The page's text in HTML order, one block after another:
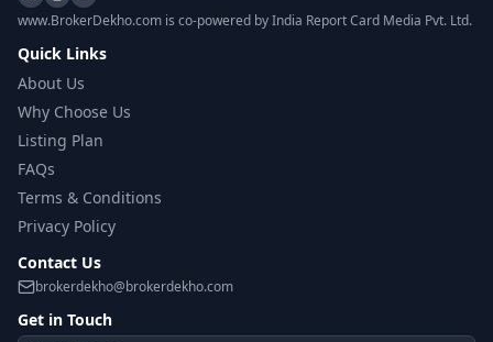
www.BrokerDekho.com is co-powered by India Report Card Media Pvt. Ltd.
Quick Links
About Us
Why Choose Us
Listing Plan
FAQs
Terms & Conditions
Privacy Policy
Contact Us
brokerdekho@brokerdekho.com
Get in Touch